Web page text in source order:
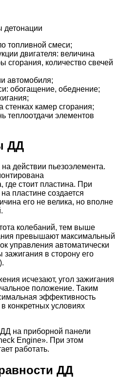
детонации
топливной смеси;
двигателя: величина
сгорания, количество свечей
автомобиля;
обогащение, обеднение;
стенках камер сгорания;
теплоотдачи элементов
ДД
действии пьезоэлемента.
где стоит пластина. При
пластине создается
его не велика, но вполне
колебаний, тем выше
превышают максимальный
управления автоматически
зажигания в сторону его
исчезают, угол зажигания
положение. Таким
эффективность
конкретных условиях
на приборной панели
Engine». При этом
работать.
ДД